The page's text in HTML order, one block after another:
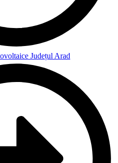
Județul Arad